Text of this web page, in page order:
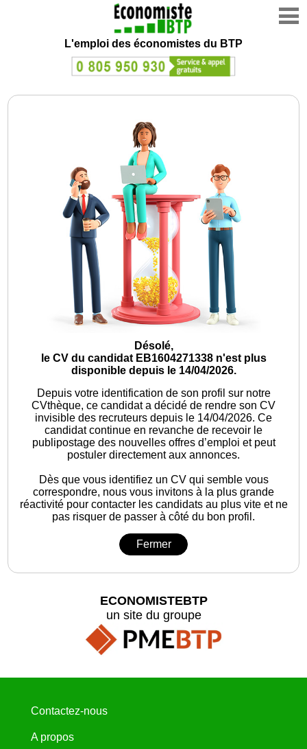
L'emploi des économistes du BTP
Désolé,
le CV du candidat EB1604271338 n'est plus
disponible depuis le 14/04/2026.
Depuis votre identification de son profil sur notre
CVthèque, ce candidat a décidé de rendre son CV
invisible des recruteurs depuis le 14/04/2026. Ce
candidat continue en revanche de recevoir le
publipostage des nouvelles offres d’emploi et peut
postuler directement aux annonces.
Dès que vous identifiez un CV qui semble vous
correspondre, nous vous invitons à la plus grande
réactivité pour contacter les candidats au plus vite et ne
pas risquer de passer à côté du bon profil.
Fermer
ECONOMISTEBTP
un site du groupe
Contactez-nous
A propos